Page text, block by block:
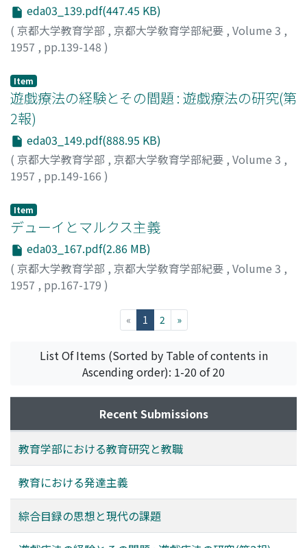
eda03_139.pdf(447.45 KB)
( 京都大学教育学部 , 京都大学敎育学部紀要 , Volume 3 ,
1957 , pp.139-148 )
Item
遊戯療法の経験とその間題 : 遊戯療法の研究(第
2報)
eda03_149.pdf(888.95 KB)
( 京都大学教育学部 , 京都大学敎育学部紀要 , Volume 3 ,
1957 , pp.149-166 )
Item
デューイとマルクス主義
eda03_167.pdf(2.86 MB)
( 京都大学教育学部 , 京都大学敎育学部紀要 , Volume 3 ,
1957 , pp.167-179 )
« 1 (current)
2 »
List Of Items (Sorted by Table of contents in
Ascending order): 1-20 of 20
Recent Submissions
教育学部における教育研究と教職
教育における発達主義
綜合目録の思想と現代の課題